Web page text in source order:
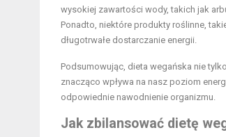
wysokiej zawartości wody, takich jak
Ponadto, niektóre produkty roślinne,
długotrwałe dostarczanie energii.
Podsumowując, dieta wegańska nie
znacząco wpływa na nasz poziom
odpowiednie nawodnienie organizmu.
Jak zbilansować dietę